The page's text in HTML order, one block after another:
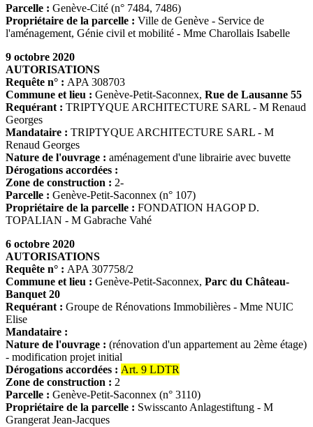
Parcelle : Genève-Cité (n° 7484, 7486)
Propriétaire de la parcelle : Ville de Genève - Service de
l'aménagement, Génie civil et mobilité - Mme Charollais Isabelle
9 octobre 2020
AUTORISATIONS
Requête n° : APA 308703
Commune et lieu : Genève-Petit-Saconnex, Rue de Lausanne 55
Requérant : TRIPTYQUE ARCHITECTURE SARL - M Renaud
Georges
Mandataire : TRIPTYQUE ARCHITECTURE SARL - M
Renaud Georges
Nature de l'ouvrage : aménagement d'une librairie avec buvette
Dérogations accordées :
Zone de construction : 2-
Parcelle : Genève-Petit-Saconnex (n° 107)
Propriétaire de la parcelle : FONDATION HAGOP D.
TOPALIAN - M Gabrache Vahé
6 octobre 2020
AUTORISATIONS
Requête n° : APA 307758/2
Commune et lieu : Genève-Petit-Saconnex, Parc du Château-
Banquet 20
Requérant : Groupe de Rénovations Immobilières - Mme NUIC
Elise
Mandataire :
Nature de l'ouvrage : (rénovation d'un appartement au 2ème étage)
- modification projet initial
Dérogations accordées : Art. 9 LDTR
Zone de construction : 2
Parcelle : Genève-Petit-Saconnex (n° 3110)
Propriétaire de la parcelle : Swisscanto Anlagestiftung - M
Grangerat Jean-Jacques